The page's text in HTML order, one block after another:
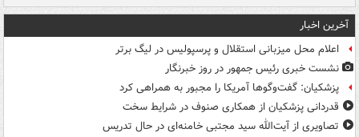
آخرین اخبار
اعلام محل میزبانی استقلال و پرسپولیس در لیگ برتر
نشست خبری رئیس جمهور در روز خبرنگار
پزشکیان: گفت‌وگوها آمریکا را مجبور به همراهی کرد
قدردانی پزشکیان از همکاری صنوف در شرایط سخت
تصاویری از آیت‌الله سید مجتبی خامنه‌ای در حال تدریس